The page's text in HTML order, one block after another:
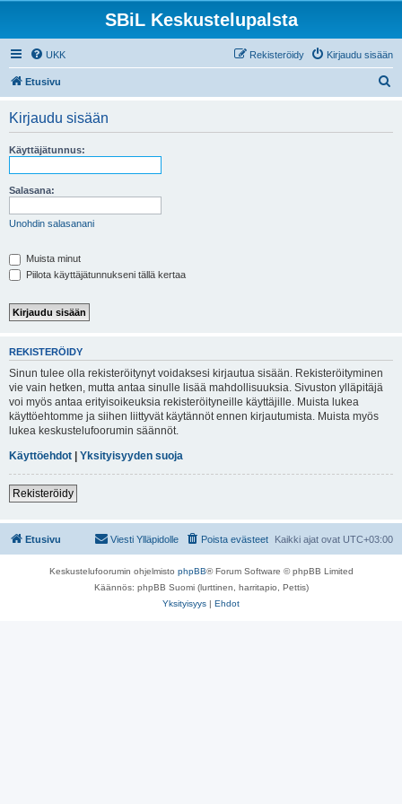
SBiL Keskustelupalsta
UKK Kirjaudu sisään
Rekisteröidy
Etusivu
Kirjaudu sisään
Käyttäjätunnus:
Salasana:
Unohdin salasanani
Muista minut
Piilota käyttäjätunnukseni tällä kertaa
REKISTERÖIDY
Sinun tulee olla rekisteröitynyt voidaksesi kirjautua sisään. Rekisteröityminen
vie vain hetken, mutta antaa sinulle lisää mahdollisuuksia. Sivuston ylläpitäjä
voi myös antaa erityisoikeuksia rekisteröityneille käyttäjille. Muista lukea
käyttöehtomme ja siihen liittyvät käytännöt ennen kirjautumista. Muista myös
lukea keskustelufoorumin säännöt.
Käyttöehdot | Yksityisyyden suoja
Rekisteröidy
Etusivu Kaikki ajat ovat UTC+03:00
Poista evästeet
Viesti Ylläpidolle
Keskustelufoorumin ohjelmisto phpBB® Forum Software © phpBB Limited
Käännös: phpBB Suomi (lurttinen, harritapio, Pettis)
Yksityisyys | Ehdot